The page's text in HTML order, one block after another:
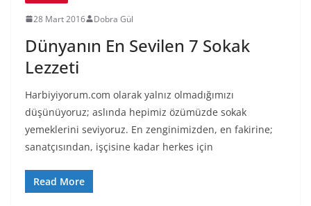
28 Mart 2016 Dobra Gül
Dünyanın En Sevilen 7 Sokak
Lezzeti
Harbiyiyorum.com olarak yalnız olmadığımızı
düşünüyoruz; aslında hepimiz özümüzde sokak
yemeklerini seviyoruz. En zenginimizden, en fakirine;
sanatçısından, işçisine kadar herkes için
Read More